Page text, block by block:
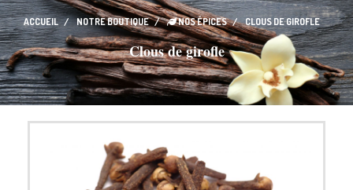
ACCUEIL NOTRE BOUTIQUE NOS ÉPICES CLOUS DE GIROFLE
Clous de girofle